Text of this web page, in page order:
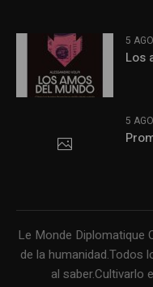
5
Los
5
Le Monde Diplomatique
de la humanidad.Todos
al saber.Cultivarlo